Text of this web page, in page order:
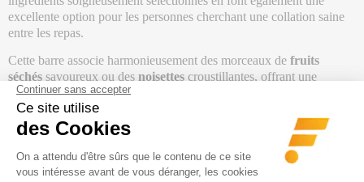
excellente option pour les personnes cherchant une collation saine
entre les repas.
Cette barre associe harmonieusement des morceaux de fruits
séchés savoureux ou des noisettes croustillantes, offrant une
expérience gustative agréable tout en apportant des bienfaits
nutritionnels. Elle est enrichie en
au bon fonctionnement du corps, tout en restant compatible avec un
régime ou un mode de vie équilibré. Ces barres te procurent un
véritable regain d'énergie avec100 µg devitamine B9, 2,5 µg
vitamine Det7 mgde ferpour 100 g. La vitamine B9 est essentiel